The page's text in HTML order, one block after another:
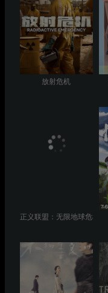
放射危机
正义联盟：无限地球危机(下)